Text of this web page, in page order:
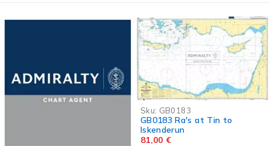
Sku: GB0183
GB0183 Ra's at Tin to
Iskenderun
81,00 €